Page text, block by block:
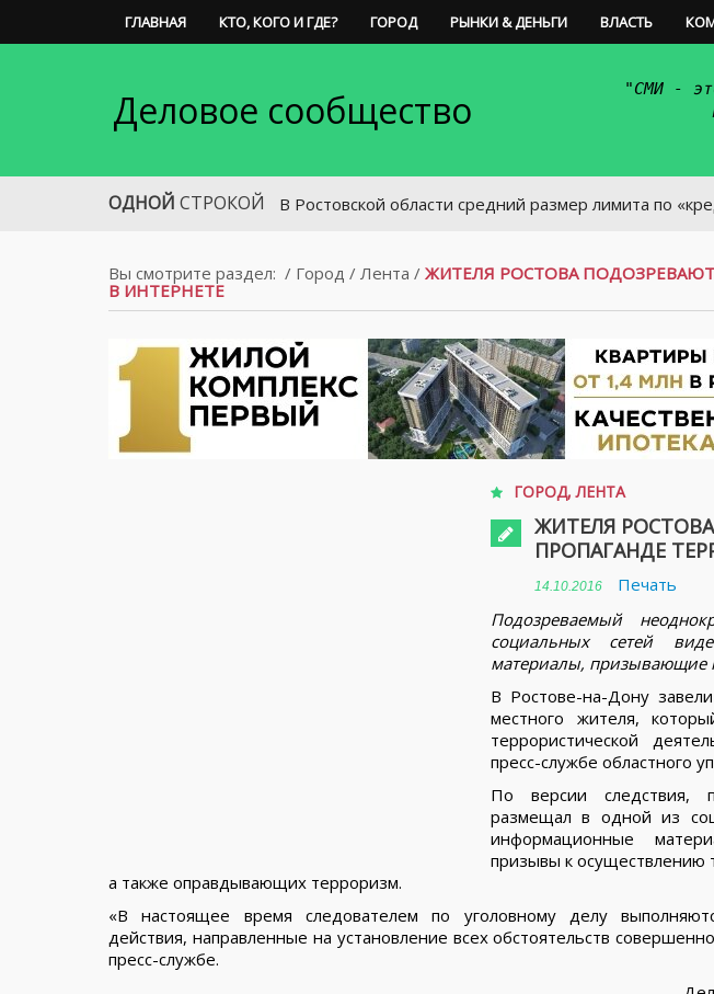
ГЛАВНАЯ КТО, КОГО И ГДЕ? ГОРОД РЫНКИ & ДЕНЬГИ ВЛАСТЬ
Деловое сообщество
"СМИ -
ОДНОЙ СТРОКОЙ
В Ростовской области средний размер лимита по «кредиткам»
Вы смотрите раздел: / Город / Лента / ЖИТЕЛЯ РОСТОВА
В ИНТЕРНЕТЕ
ГОРОД,ЛЕНТА
ЖИТЕЛЯ
ПРОПАГАНДЕ
14.10.2016
Печать
Подозреваемый
социальных сетей
материалы, призывающие
В Ростове-на-Дону
местного жителя,
террористической
пресс-службе областного
По версии следствия,
размещал в одной из
информационные
призывы к осуществлению
а также оправдывающих терроризм.
«В настоящее время следователем по уголовному делу
действия, направленные на установление всех обстоятельств
пресс-службе.